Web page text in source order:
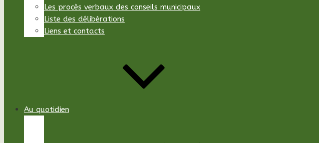
Les procès verbaux des conseils municipaux
Liste des délibérations
Liens et contacts
Au quotidien